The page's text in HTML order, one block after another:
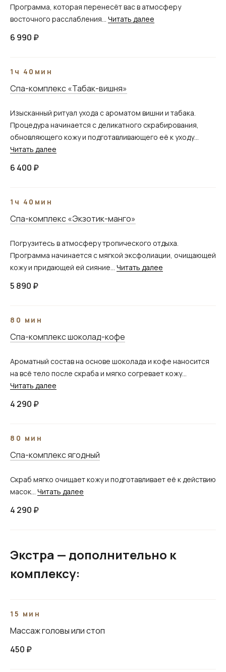
Программа, которая перенесёт вас в атмосферу
восточного расслабления... Читать далее
6 990 ₽
1ч 40мин
Спа-комплекс «Табак-вишня»
Изысканный ритуал ухода с ароматом вишни и табака.
Процедура начинается с деликатного скрабирования,
обновляющего кожу и подготавливающего её к уходу...
Читать далее
6 400 ₽
1ч 40мин
Спа-комплекс «Экзотик-манго»
Погрузитесь в атмосферу тропического отдыха.
Программа начинается с мягкой эксфолиации, очищающей
кожу и придающей ей сияние... Читать далее
5 890 ₽
80 мин
Спа-комплекс шоколад-кофе
Ароматный состав на основе шоколада и кофе наносится
на всё тело после скраба и мягко согревает кожу...
Читать далее
4 290 ₽
80 мин
Спа-комплекс ягодный
Скраб мягко очищает кожу и подготавливает её к действию
масок... Читать далее
4 290 ₽
Экстра — дополнительно к
комплексу:
15 мин
Массаж головы или стоп
450 ₽
Профессиональная
студия красоты и
+7 (920) 964-20-00
Рязань, ул. Радищева 55
Политика конфиденциальности
Медицинская лицензия
ООО «МЕДЭСТЭТ»
ИНН / КПП 6200002366/ 620001001